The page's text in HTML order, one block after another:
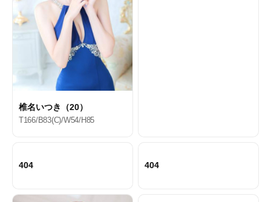
椎名いつき（20）
T166/B83(C)/W54/H85
404 404